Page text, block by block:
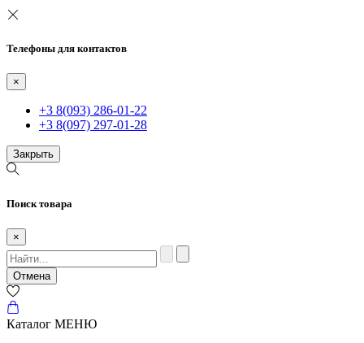
Телефоны для контактов
×
+3 8(093) 286-01-22
+3 8(097) 297-01-28
Закрыть
Поиск товара
×
Отмена
Каталог МЕНЮ